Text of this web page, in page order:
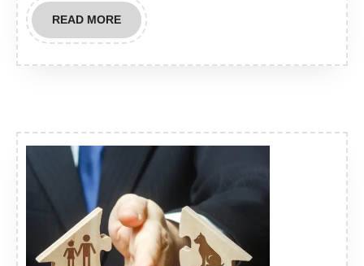
READ MOREREAD
MORE